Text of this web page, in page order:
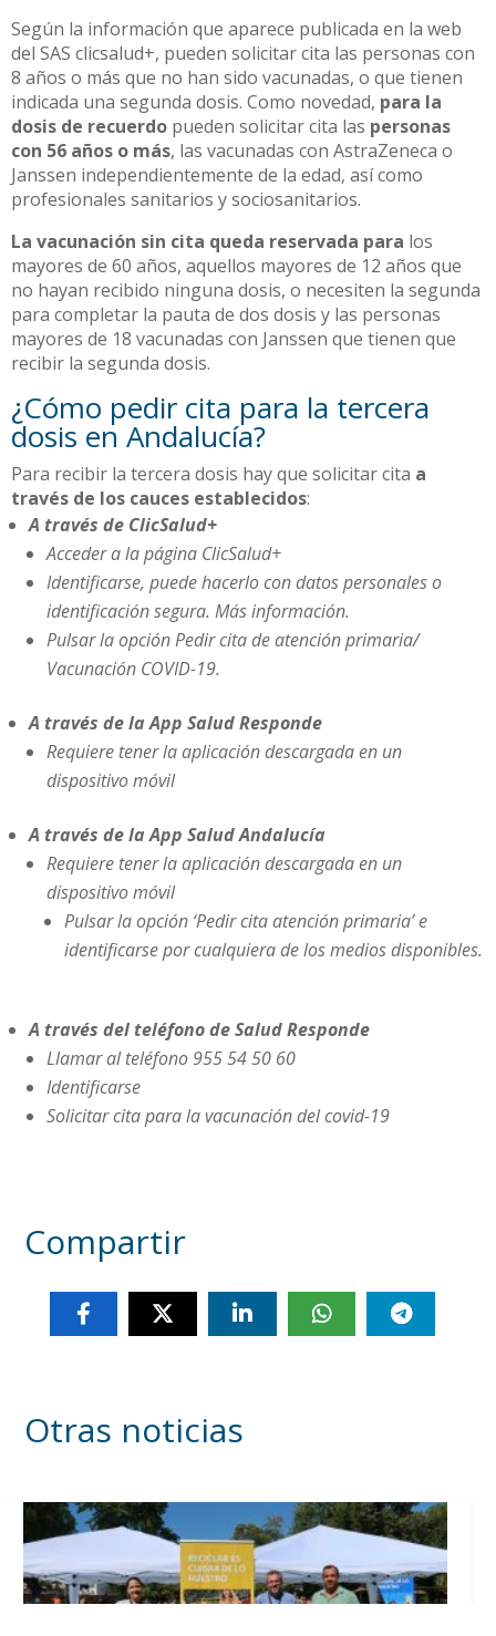
Según la información que aparece publicada en la web
del SAS clicsalud+, pueden solicitar cita las personas con
8 años o más que no han sido vacunadas, o que tienen
indicada una segunda dosis. Como novedad, para la
dosis de recuerdo pueden solicitar cita las personas
con 56 años o más, las vacunadas con AstraZeneca o
Janssen independientemente de la edad, así como
profesionales sanitarios y sociosanitarios.
La vacunación sin cita queda reservada para los
mayores de 60 años, aquellos mayores de 12 años que
no hayan recibido ninguna dosis, o necesiten la segunda
para completar la pauta de dos dosis y las personas
mayores de 18 vacunadas con Janssen que tienen que
recibir la segunda dosis.
¿Cómo pedir cita para la tercera
dosis en Andalucía?
Para recibir la tercera dosis hay que solicitar cita a
través de los cauces establecidos:
A través de ClicSalud+
Acceder a la página ClicSalud+
Identificarse, puede hacerlo con datos personales o
identificación segura. Más información.
Pulsar la opción Pedir cita de atención primaria/
Vacunación COVID-19.
A través de la App Salud Responde
Requiere tener la aplicación descargada en un
dispositivo móvil
A través de la App Salud Andalucía
Requiere tener la aplicación descargada en un
dispositivo móvil
Pulsar la opción ‘Pedir cita atención primaria’ e
identificarse por cualquiera de los medios disponibles.
A través del teléfono de Salud Responde
Llamar al teléfono 955 54 50 60
Identificarse
Solicitar cita para la vacunación del covid-19
Compartir
Otras noticias